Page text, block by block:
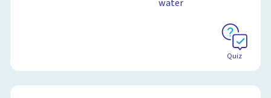
water
Quiz